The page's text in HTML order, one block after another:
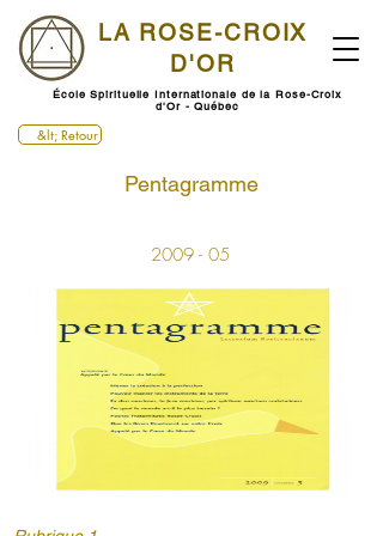
LA ROSE-CROIX
D'OR
École Spirituelle Internationale de la Rose-Croix
d'Or - Québec
&lt; Retour
Pentagramme
2009 - 05